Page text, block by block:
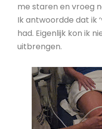
me staren en vroeg
Ik antwoordde dat ik
had. Eigenlijk kon ik
uitbrengen.